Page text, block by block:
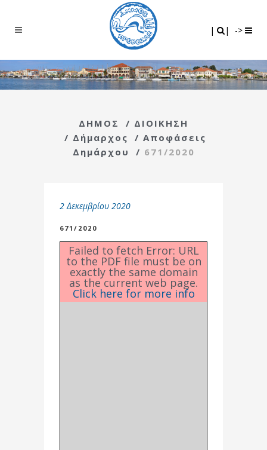
| | ->
ΔΗΜΟΣ / ΔΙΟΙΚΗΣΗ
/ Δήμαρχος / Αποφάσεις
Δημάρχου
/ 671/2020
2 Δεκεμβρίου 2020
671/2020
Failed to fetch Error: URL
to the PDF file must be on
exactly the same domain
as the current web page.
Click here for more info